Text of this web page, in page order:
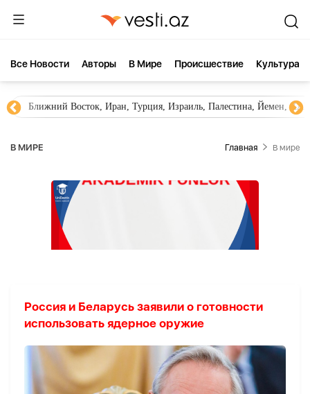
Все Новости Aвторы В Мире Происшествие Культура
Ближний Восток, Иран, Турция, Израиль, Палестина, Йемен,
В МИРЕ Главная В мире
Россия и Беларусь заявили о готовности
использовать ядерное оружие